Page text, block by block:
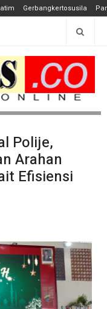
Gerbangkertosusila
Polije,
Arahan
Efisiensi